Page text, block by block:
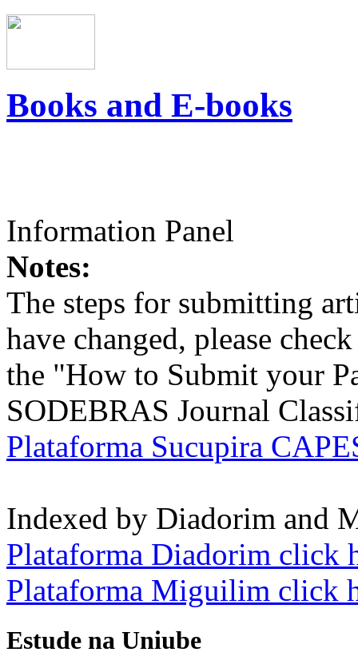
Books and E-books
Information Panel
Notes:
The steps for submitting
have changed, please
the "How to Submit your
SODEBRAS Journal
Plataforma Sucupira
Indexed by Diadorim and
Plataforma Diadorim click
Plataforma Miguilim click
Estude na Uniube